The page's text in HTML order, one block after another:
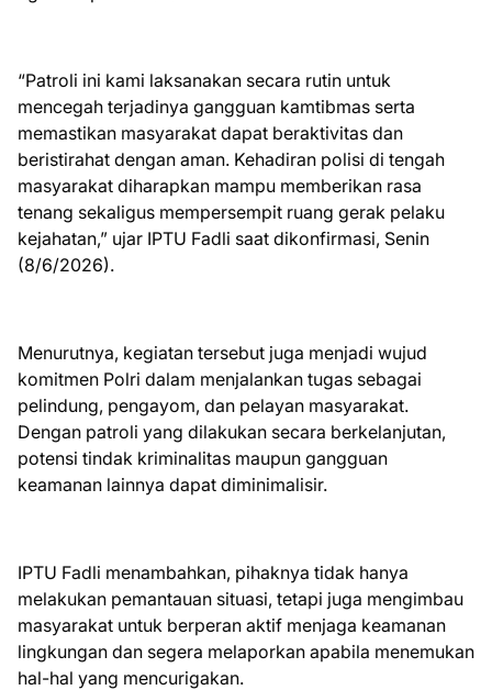
“Patroli ini kami laksanakan secara rutin untuk
mencegah terjadinya gangguan kamtibmas serta
memastikan masyarakat dapat beraktivitas dan
beristirahat dengan aman. Kehadiran polisi di tengah
masyarakat diharapkan mampu memberikan rasa
tenang sekaligus mempersempit ruang gerak pelaku
kejahatan,” ujar IPTU Fadli saat dikonfirmasi, Senin
(8/6/2026).
Menurutnya, kegiatan tersebut juga menjadi wujud
komitmen Polri dalam menjalankan tugas sebagai
pelindung, pengayom, dan pelayan masyarakat.
Dengan patroli yang dilakukan secara berkelanjutan,
potensi tindak kriminalitas maupun gangguan
keamanan lainnya dapat diminimalisir.
IPTU Fadli menambahkan, pihaknya tidak hanya
melakukan pemantauan situasi, tetapi juga mengimbau
masyarakat untuk berperan aktif menjaga keamanan
lingkungan dan segera melaporkan apabila menemukan
hal-hal yang mencurigakan.